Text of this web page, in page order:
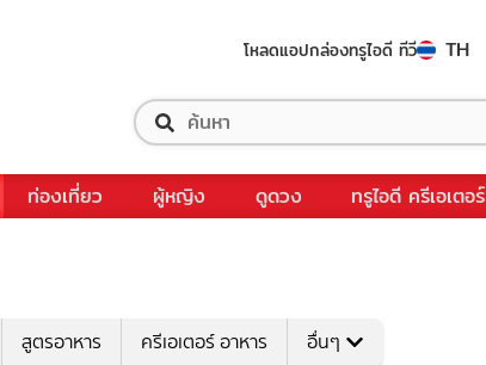
โหลดแอปกล่องทรูไอดี ทีวี TH
ท่องเที่ยว ผู้หญิง ดูดวง ทรูไอดี ครีเอเตอร์
สูตรอาหาร ครีเอเตอร์ อาหาร อื่นๆ